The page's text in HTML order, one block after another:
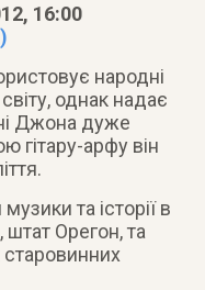
16:00
народні
однак надає
Джона дуже
гітару-арфу він
та історії в
штат Орегон, та
старовинних